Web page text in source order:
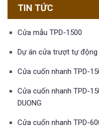
TIN TỨC
Cửa mẫu TPD-1500
Dự án cửa trượt tự động
Cửa cuốn nhanh TPD-
Cửa cuốn nhanh TPD-
DUONG
Cửa cuốn nhanh TPD-